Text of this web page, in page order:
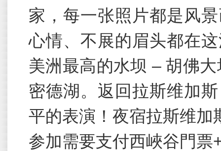
家，每一张照片都是风
心情、不展的眉头都在
美洲最高的水坝 – 胡佛
密德湖。返回拉斯维加
平的表演！夜宿拉斯维加
参加需要支付西峽谷門票